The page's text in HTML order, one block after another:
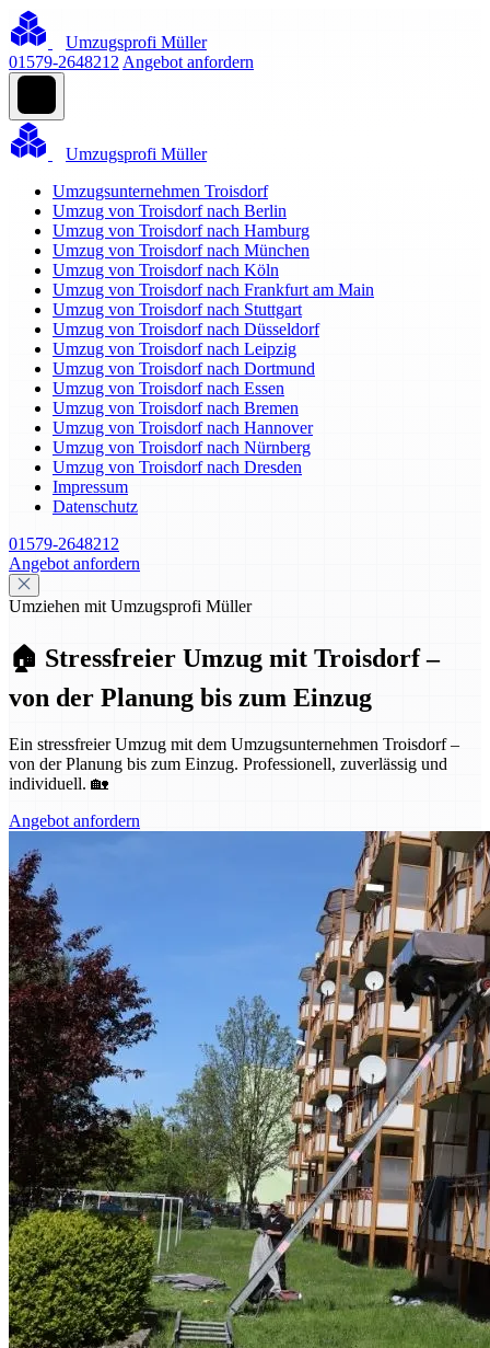
Umzugsprofi Müller
01579-2648212 Angebot anfordern
Umzugsprofi Müller
Umzugsunternehmen Troisdorf
Umzug von Troisdorf nach Berlin
Umzug von Troisdorf nach Hamburg
Umzug von Troisdorf nach München
Umzug von Troisdorf nach Köln
Umzug von Troisdorf nach Frankfurt am Main
Umzug von Troisdorf nach Stuttgart
Umzug von Troisdorf nach Düsseldorf
Umzug von Troisdorf nach Leipzig
Umzug von Troisdorf nach Dortmund
Umzug von Troisdorf nach Essen
Umzug von Troisdorf nach Bremen
Umzug von Troisdorf nach Hannover
Umzug von Troisdorf nach Nürnberg
Umzug von Troisdorf nach Dresden
Impressum
Datenschutz
01579-2648212
Angebot anfordern
Umziehen mit Umzugsprofi Müller
🏠 Stressfreier Umzug mit Troisdorf –
von der Planung bis zum Einzug
Ein stressfreier Umzug mit dem Umzugsunternehmen Troisdorf –
von der Planung bis zum Einzug. Professionell, zuverlässig und
individuell. 🏡
Angebot anfordern